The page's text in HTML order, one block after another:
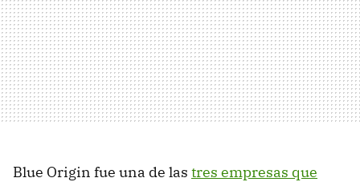
Blue Origin fue una de las tres empresas que